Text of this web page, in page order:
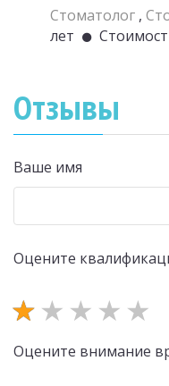
Стоматолог ,
лет
Отзывы
Ваше имя
Оцените
Оцените внимание